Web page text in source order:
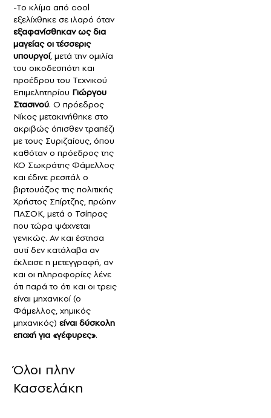
-Το κλίμα από cool
εξελίχθηκε σε ιλαρό όταν
εξαφανίσθηκαν ως δια
μαγείας οι τέσσερις
υπουργοί, μετά την ομιλία
του οικοδεσπότη και
προέδρου του Τεχνικού
Επιμελητηρίου Γιώργου
Στασινού. Ο πρόεδρος
Νίκος μετακινήθηκε στο
ακριβώς όπισθεν τραπέζι
με τους Συριζαίους, όπου
καθόταν ο πρόεδρος της
ΚΟ Σωκράτης Φάμελλος
και έδινε ρεσιτάλ ο
βιρτουόζος της πολιτικής
Χρήστος Σπίρτζης, πρώην
ΠΑΣΟΚ, μετά o Τσίπρας
που τώρα ψάχνεται
γενικώς. Αν και έστησα
αυτί δεν κατάλαβα αν
έκλεισε η μετεγγραφή, αν
και οι πληροφορίες λένε
ότι παρά το ότι και οι τρεις
είναι μηχανικοί (ο
Φάμελλος, χημικός
μηχανικός) είναι δύσκολη
εποχή για «γέφυρες».
Όλοι πλην
Κασσελάκη